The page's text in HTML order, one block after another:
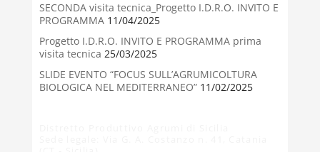
SECONDA visita tecnica_Progetto I.D.R.O. INVITO E
PROGRAMMA11/04/2025
Progetto I.D.R.O. INVITO E PROGRAMMA prima
visita tecnica 25/03/2025
SLIDE EVENTO “FOCUS SULL’AGRUMICOLTURA
BIOLOGICA NEL MEDITERRANEO”11/02/2025